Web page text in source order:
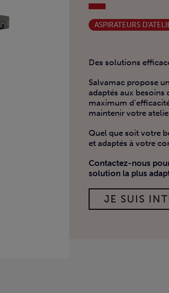
ASPIRATEURS
Des solutions
Salvamac propose
adaptés aux besoins
maximum
maintenir votre
Quel que soit votre
et adaptés à votre
Contactez-nous
solution la plus
JE SUIS